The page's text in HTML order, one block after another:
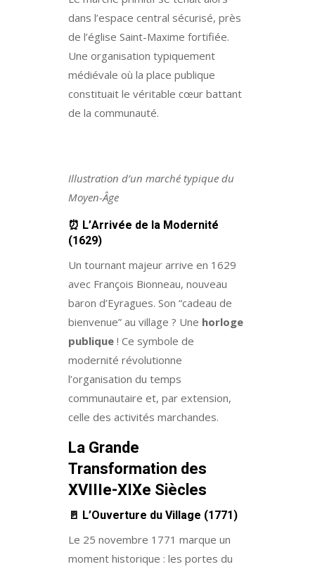
dans l’espace central sécurisé, près
de l’église Saint-Maxime fortifiée.
Une organisation typiquement
médiévale où la place publique
constituait le véritable cœur battant
de la communauté.
Illustration d’un marché typique du
Moyen-Âge
⏰ L’Arrivée de la Modernité
(1629)
Un tournant majeur arrive en 1629
avec François Bionneau, nouveau
baron d’Eyragues. Son “cadeau de
bienvenue” au village ? Une horloge
publique! Ce symbole de
modernité révolutionne
l’organisation du temps
communautaire et, par extension,
celle des activités marchandes.
La Grande
Transformation des
XVIIIe-XIXe Siècles
🚪 L’Ouverture du Village (1771)
Le 25 novembre 1771 marque un
moment historique : les portes du